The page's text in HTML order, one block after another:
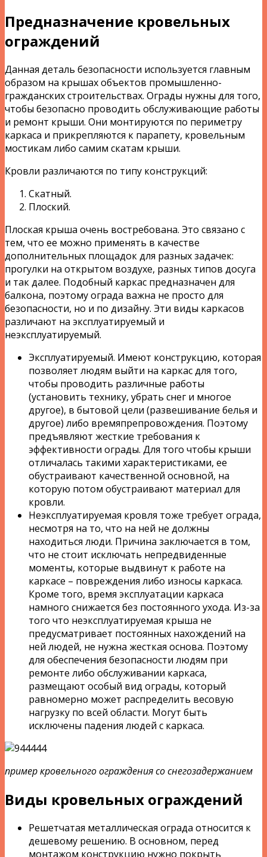
Предназначение кровельных
ограждений
Данная деталь безопасности используется главным
образом на крышах объектов промышленно-
гражданских строительствах. Ограды нужны для того,
чтобы безопасно проводить обслуживающие работы
и ремонт крыши. Они монтируются по периметру
каркаса и прикрепляются к парапету, кровельным
мостикам либо самим скатам крыши.
Кровли различаются по типу конструкций:
Скатный.
Плоский.
Плоская крыша очень востребована. Это связано с
тем, что ее можно применять в качестве
дополнительных площадок для разных задачек:
прогулки на открытом воздухе, разных типов досуга
и так далее. Подобный каркас предназначен для
балкона, поэтому ограда важна не просто для
безопасности, но и по дизайну. Эти виды каркасов
различают на эксплуатируемый и
неэксплуатируемый.
Эксплуатируемый. Имеют конструкцию, которая
позволяет людям выйти на каркас для того,
чтобы проводить различные работы
(установить технику, убрать снег и многое
другое), в бытовой цели (развешивание белья и
другое) либо времяпрепровождения. Поэтому
предъявляют жесткие требования к
эффективности ограды. Для того чтобы крыши
отличалась такими характеристиками, ее
обустраивают качественной основной, на
которую потом обустраивают материал для
кровли.
Неэксплуатируемая кровля тоже требует ограда,
несмотря на то, что на ней не должны
находиться люди. Причина заключается в том,
что не стоит исключать непредвиденные
моменты, которые выдвинут к работе на
каркасе – повреждения либо износы каркаса.
Кроме того, время эксплуатации каркаса
намного снижается без постоянного ухода. Из-за
того что неэксплуатируемая крыша не
предусматривает постоянных нахождений на
ней людей, не нужна жесткая основа. Поэтому
для обеспечения безопасности людям при
ремонте либо обслуживании каркаса,
размещают особый вид ограды, который
равномерно может распределить весовую
нагрузку по всей области. Могут быть
исключены падения людей с каркаса.
пример кровельного ограждения со снегозадержанием
Виды кровельных ограждений
Решетчатая металлическая ограда относится к
дешевому решению. В основном, перед
монтажом конструкцию нужно покрыть